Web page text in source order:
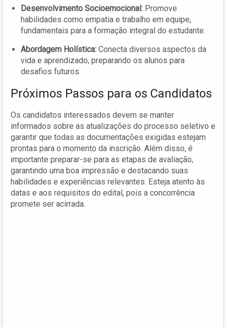
Desenvolvimento Socioemocional: Promove
habilidades como empatia e trabalho em equipe,
fundamentais para a formação integral do estudante.
Abordagem Holística: Conecta diversos aspectos da
vida e aprendizado, preparando os alunos para
desafios futuros.
Próximos Passos para os Candidatos
Os candidatos interessados devem se manter
informados sobre as atualizações do processo seletivo e
garantir que todas as documentações exigidas estejam
prontas para o momento da inscrição. Além disso, é
importante preparar-se para as etapas de avaliação,
garantindo uma boa impressão e destacando suas
habilidades e experiências relevantes. Esteja atento às
datas e aos requisitos do edital, pois a concorrência
promete ser acirrada.